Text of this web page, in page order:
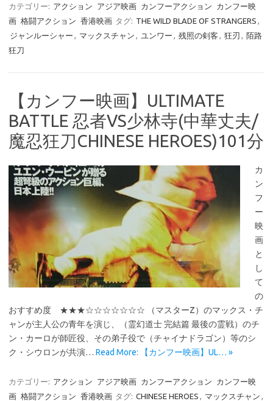
カテゴリー: アクション アジア映画 カンフーアクション
カンフー映
画 格闘アクション 香港映画 タグ: THE WILD BLADE OF STRANGERS ,
ジャンルーシャー , マックスチャン , ユンワー , 残照の剣客 , 狂刃 , 陌路
狂刀
【カンフー映画】ULTIMATE
BATTLE 忍者VS少林寺(中華丈夫/
魔忍狂刀CHINESE HEROES)101分
カ
ン
フ
ー
映
画
と
し
て
の
おすすめ度 ★★★☆☆☆☆☆☆☆ （マスターZ）のマックス・チ
ャンが主人公の青年を演じ、（霊幻道士 完結篇 最後の霊戦）のチ
ン・カーロが師匠役、その弟子役で（チャイナドラゴン）等のシ
ク・シウロンが共演… Read More: 【カンフー映画】UL… »
カテゴリー: アクション アジア映画 カンフーアクション
カンフー映
画 格闘アクション 香港映画 タグ: CHINESE HEROES , マックスチャン ,